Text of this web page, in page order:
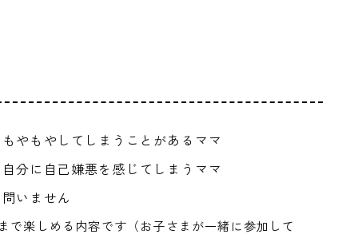
やもやしてしまうことがあるママ
自分に自己嫌悪を感じてしまうママ
いません
楽しめる内容です（お子さまが一緒に参加して